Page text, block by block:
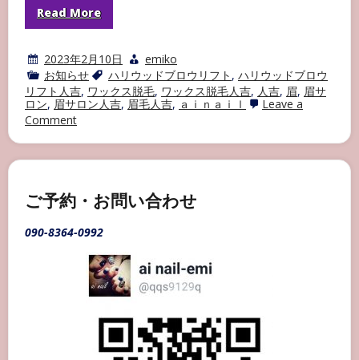
Read More
2023年2月10日
emiko
お知らせ
ハリウッドブロウリフト , ハリウッドブロウ
リフト人吉, ワックス脱毛, ワックス脱毛人吉, 人吉, 眉, 眉サ
ロン, 眉サロン人吉, 眉毛人吉, ａｉｎａｉｌ
Leave a
Commenton
リ
ウ
ブ
リ
ご予約・お問い合わせ
090-8364-0992